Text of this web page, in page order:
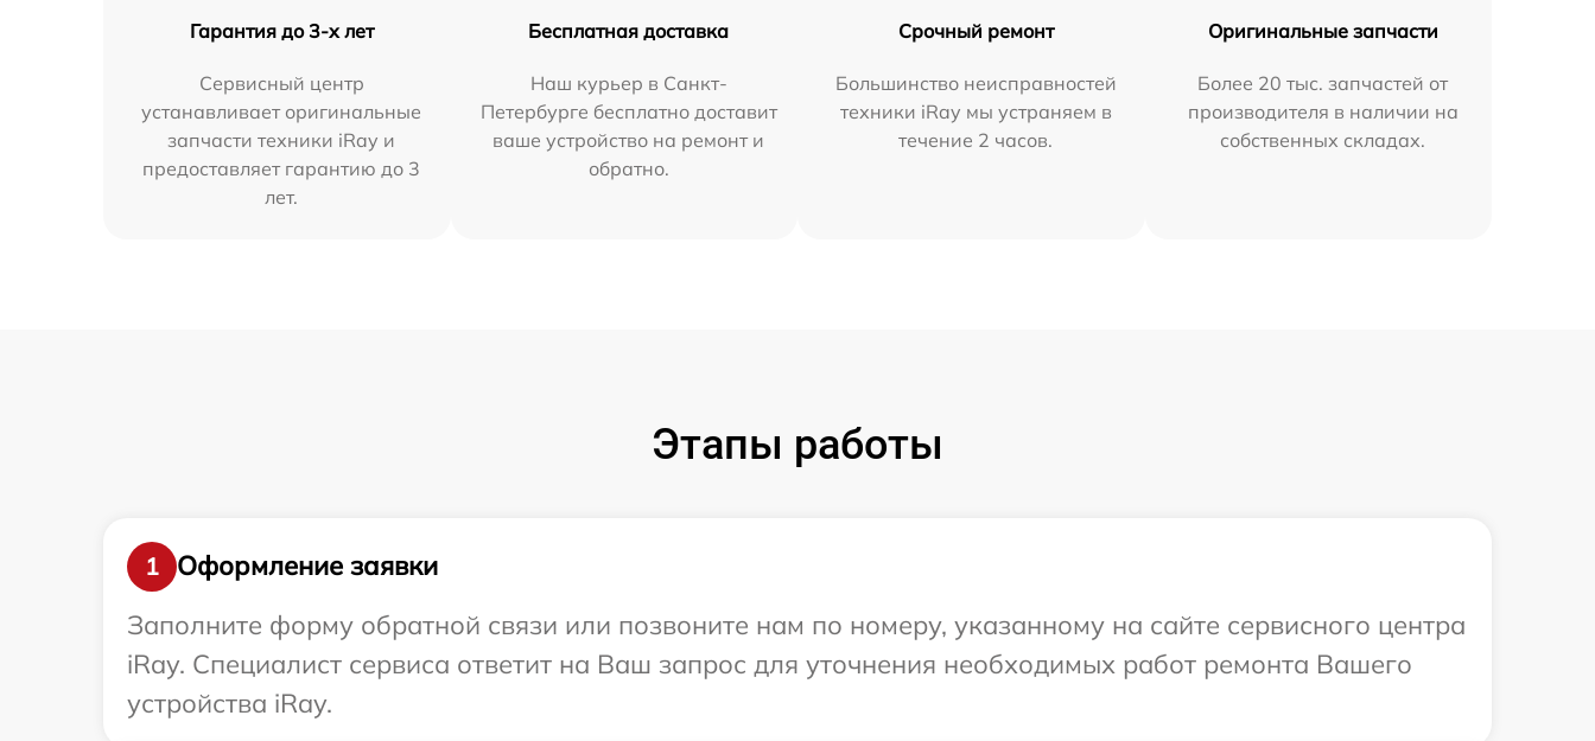
Гарантия до 3-х лет
Сервисный центр
устанавливает оригинальные
запчасти техники iRay и
предоставляет гарантию до 3
лет.
Бесплатная доставка
Наш курьер в Санкт-
Петербурге бесплатно доставит
ваше устройство на ремонт и
обратно.
Срочный ремонт
Большинство неисправностей
техники iRay мы устраняем в
течение 2 часов.
Оригинальные запчасти
Более 20 тыс. запчастей от
производителя в наличии на
собственных складах.
Этапы работы
1
Оформление заявки
Заполните форму обратной связи или позвоните нам по номеру, указанному на сайте сервисного центра
iRay. Специалист сервиса ответит на Ваш запрос для уточнения необходимых работ ремонта Вашего
устройства iRay.